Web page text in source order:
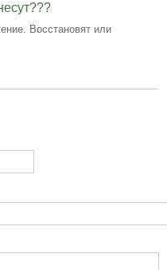
Восстановят или